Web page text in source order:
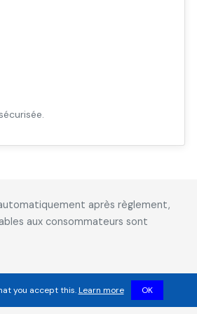
après règlement,
aux consommateurs sont
you accept this.Learn more OK